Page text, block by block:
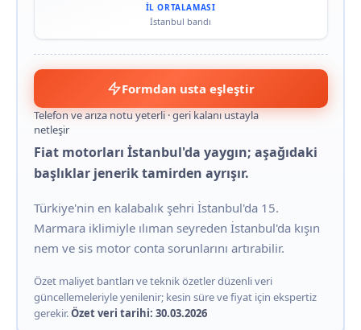
İL ORTALAMASI
İstanbul bandı
Formdan usta eşleştir
Telefon ve arıza notu yeterli · geri kalanı ustayla
netleşir
Fiat motorları İstanbul'da yaygın; aşağıdaki
başlıklar jenerik tamirden ayrışır.
Türkiye'nin en kalabalık şehri İstanbul'da 15.
Marmara iklimiyle ılıman seyreden İstanbul'da kışın
nem ve sis motor conta sorunlarını artırabilir.
Özet maliyet bantları ve teknik özetler düzenli veri
güncellemeleriyle yenilenir; kesin süre ve fiyat için ekspertiz
gerekir.Özet veri tarihi: 30.03.2026